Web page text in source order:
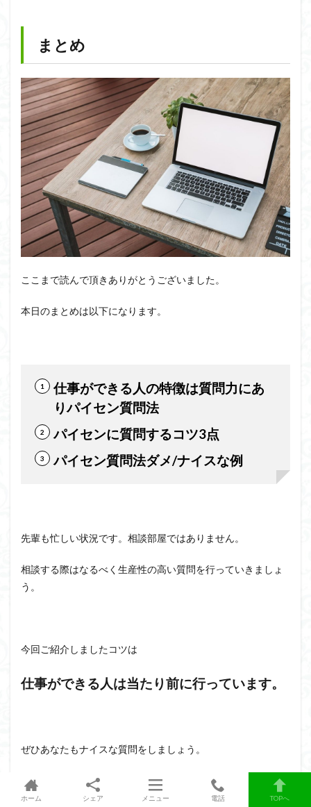
まとめ
ここまで読んで頂きありがとうございました。
本日のまとめは以下になります。
仕事ができる人の特徴は質問力にあ
りパイセン質問法
パイセンに質問するコツ3点
パイセン質問法ダメ/ナイスな例
先輩も忙しい状況です。相談部屋ではありません。
相談する際はなるべく生産性の高い質問を行っていきましょ
う。
今回ご紹介しましたコツは
仕事ができる人は当たり前に行っています。
ぜひあなたもナイスな質問をしましょう。
ホーム シェア メニュー 電話 TOPへ